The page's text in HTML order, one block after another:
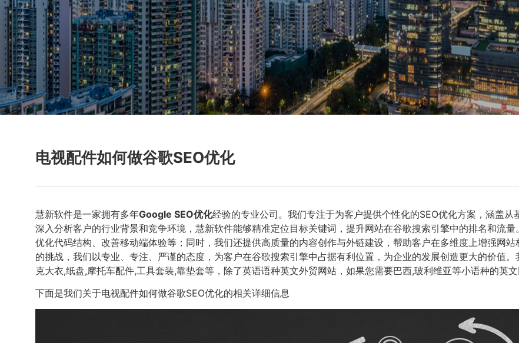
电视配件如何做谷歌SEO优化
慧新软件是一家拥有多年Google SEO优化经验的专业公司。我们专注于为客户提供个性化的SEO优化方案，涵盖
深入分析客户的行业背景和竞争环境，慧新软件能够精准定位目标关键词，提升网站在谷歌搜索引擎中的排名和流量
优化代码结构、改善移动端体验等；同时，我们还提供高质量的内容创作与外链建设，帮助客户在多维度上增强网
的挑战，我们以专业、专注、严谨的态度，为客户在谷歌搜索引擎中占据有利位置，为企业的发展创造更大的价值
克大衣,纸盘,摩托车配件,工具套装,靠垫套等，除了英语语种英文外贸网站，如果您需要巴西,玻利维亚等小语种的英文
下面是我们关于电视配件如何做谷歌SEO优化的相关详细信息